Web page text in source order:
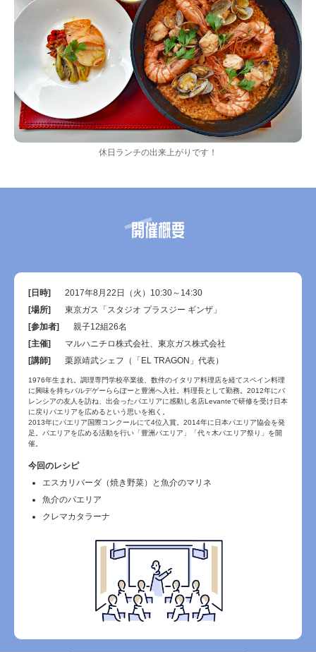
休日ランチの出来上がりです！
開催概要
[日時]
2017年8月22日（火）10:30～14:30
[場所]
東京ガス「スタジオ プラスジー ギンザ」
[参加者]
親子12組26名
[主催]
マルハニチロ株式会社、東京ガス株式会社
[講師]
栗原靖武シェフ（「EL TRAGON」代表）
1976年生まれ。調理専門学校卒業後、数件のイタリア料理店を経てスペイン料理
に興味を持ちバルデゲーららぽーと豊洲へ入社。料理長として勤務。2012年にバ
レンシアの友人を訪ね、出会ったパエリアに感動し名店Levanteで研修を受け日本
に戻りパエリアを広めるという思いを抱く。
2013年にパエリア国際コンクールにて4位入賞。2014年に日本パエリア協会を発
足。パエリアを広める活動を行い「豊洲パエリア」「代々木パエリア祭り」を開
催。
今回のレシピ
エスカリバーダ（焼き野菜）と魚介のマリネ
魚介のパエリア
クレマカタラーナ